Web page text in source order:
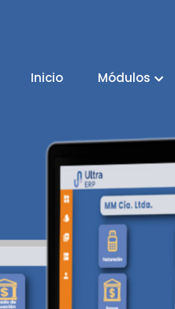
Inicio Módulos